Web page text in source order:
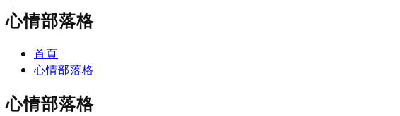
心情部落格
首頁
心情部落格
心情部落格